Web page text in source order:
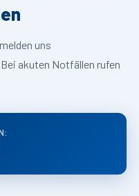
uns
akuten Notfällen rufen